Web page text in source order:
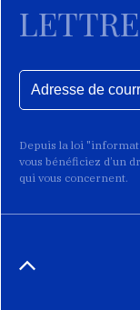
Depuis la loi
vous bénéficiez d’un
qui vous concernent.